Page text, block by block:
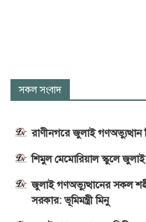
সকল সংবাদ
রাণীনগরে জুলাই গণঅভ্যুত্থান
শিমুল মেমোরিয়াল স্কুলে
জুলাই গণঅভ্যুত্থানের সকল
সরকার: ভূমিমন্ত্রী মিনু